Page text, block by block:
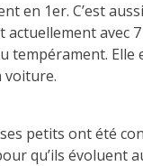
en 1er. C’est
actuellement avec
tempérament. Elle
voiture.
petits ont été
qu’ils évoluent